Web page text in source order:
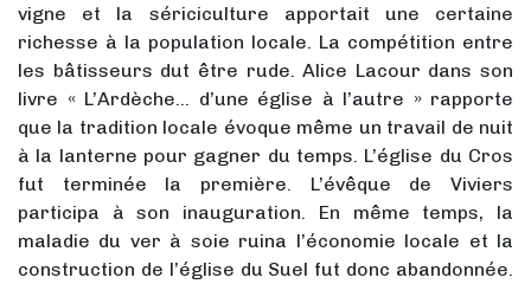
vigne et la sériciculture apportait une certaine
richesse à la population locale. La compétition entre
les bâtisseurs dut être rude. Alice Lacour dans son
livre « L’Ardèche… d’une église à l’autre » rapporte
que la tradition locale évoque même un travail de nuit
à la lanterne pour gagner du temps. L’église du Cros
fut terminée la première. L’évêque de Viviers
participa à son inauguration. En même temps, la
maladie du ver à soie ruina l’économie locale et la
construction de l’église du Suel fut donc abandonnée.